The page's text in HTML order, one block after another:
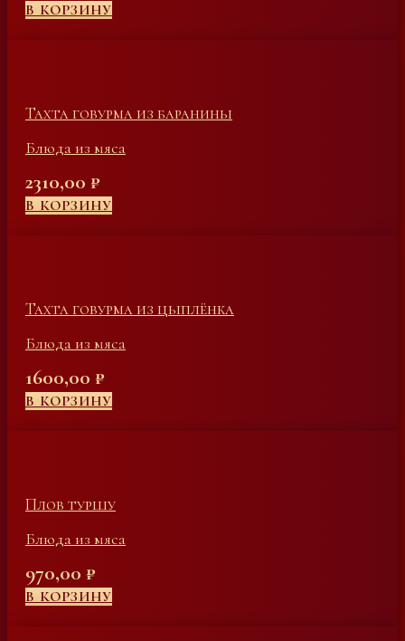
В КОРЗИНУ
Тахта говурма из баранины
Блюда из мяса
2310,00 ₽
В КОРЗИНУ
Тахта говурма из цыплёнка
Блюда из мяса
1600,00 ₽
В КОРЗИНУ
Плов туршу
Блюда из мяса
970,00 ₽
В КОРЗИНУ